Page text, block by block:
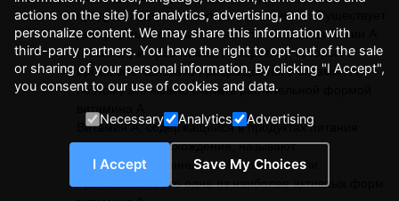
продуктах, так и в животных источниках. Существует
две формы этого витамина: это готовый витамин А
(ретинол) и провитамин А (каротин), который в
организме человека превращается в витамин A,
поэтому его можно считать растительной формой
Витамин А, содержащийся в продуктах питания
животного происхождения, называют
«преформированным витамином А» или
«ретинолом»; это одна из наиболее активных форм
actions on the site) for analytics, advertising, and to
personalize content. We may share this information with
third-party partners. You have the right to opt-out of the sale
or sharing of your personal information. By clicking "I Accept",
you consent to our use of cookies and data.
Necessary Analytics Advertising
I Accept Save My Choices